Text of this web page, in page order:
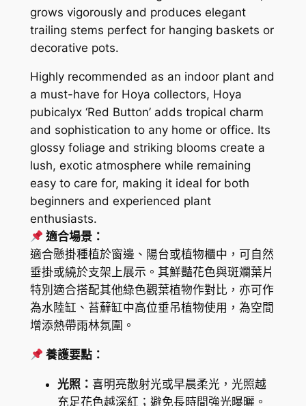
n
量
grows vigorously and produces elegant
trailing stems perfect for hanging baskets or
decorative pots.
Highly recommended as an indoor plant and
a must-have for Hoya collectors, Hoya
pubicalyx ‘Red Button’ adds tropical charm
and sophistication to any home or office. Its
glossy foliage and striking blooms create a
lush, exotic atmosphere while remaining
easy to care for, making it ideal for both
beginners and experienced plant
enthusiasts.
適合場景：
適合懸掛種植於窗邊、陽台或植物櫃中，可自然
垂掛或繞於支架上展示。其鮮豔花色與斑斕葉片
特別適合搭配其他綠色觀葉植物作對比，亦可作
為水陸缸、苔蘚缸中高位垂吊植物使用，為空間
增添熱帶雨林氛圍。
養護要點：
光照： 喜明亮散射光或早晨柔光，光照越
充足花色越深紅；避免長時間強光曝曬。